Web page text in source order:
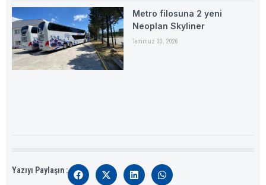
Metro filosuna 2 yeni
Neoplan Skyliner
Temmuz 30, 2026
Yazıyı Paylaşın :